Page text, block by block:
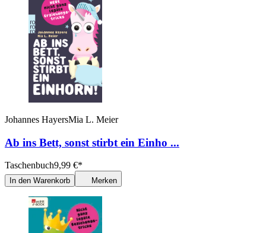
Johannes HayersMia L. Meier
Ab ins Bett, sonst stirbt ein Einho ...
Taschenbuch9,99 €*
In den Warenkorb Merken